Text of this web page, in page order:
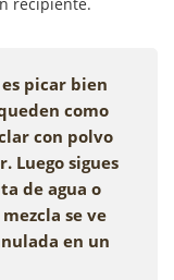
picar bien
como
con polvo
Luego sigues
de agua o
se ve
en un